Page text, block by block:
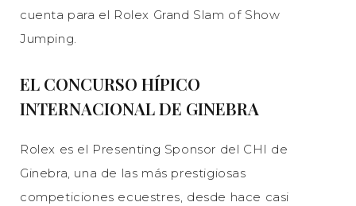
cuenta para el Rolex Grand Slam of Show
Jumping.
EL CONCURSO HÍPICO
INTERNACIONAL DE GINEBRA
Rolex es el Presenting Sponsor del CHI de
Ginebra, una de las más prestigiosas
competiciones ecuestres, desde hace casi